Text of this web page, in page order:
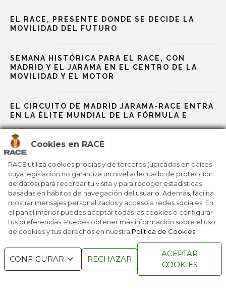
Cookies en RACE
RACE utiliza cookies propias y de terceros (ubicados en países
cuya legislación no garantiza un nivel adecuado de protección
de datos) para recordar tu visita y para recoger estadísticas
basadas en hábitos de navegación del usuario. Además, facilita
mostrar mensajes personalizados y acceso a redes sociales. En
el panel inferior puedes aceptar todas las cookies o configurar
tus preferencias. Puedes obtener más información sobre el uso
de cookies y tus derechos en nuestra Política de Cookies
CONFIGURAR RECHAZAR
ACEPTAR
COOKIES
EL RACE, PRESENTE DONDE SE DECIDE LA
MOVILIDAD DEL FUTURO
SEMANA HISTÓRICA PARA EL RACE, CON
MADRID Y EL JARAMA EN EL CENTRO DE LA
MOVILIDAD Y EL MOTOR
EL CIRCUITO DE MADRID JARAMA-RACE ENTRA
EN LA ÉLITE MUNDIAL DE LA FÓRMULA E
EL CIRCUITO DE MADRID JARAMA–RACE SE
CONECTA A LA FÓRMULA E
LA PROYECCIÓN INTERNACIONAL DE LA
FUNDACIÓN RACE
TODOS LOS DERECHOS
RESERVADOS